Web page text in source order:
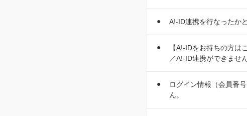
A!-ID連携を行なったか
【A!-IDをお持ちの方
／A!-ID連携ができません
ログイン情報（会員番
ん。